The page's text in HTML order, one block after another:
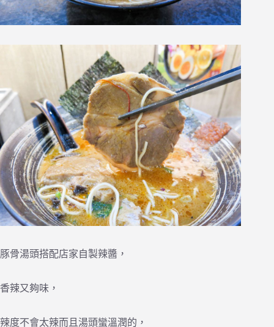
豚骨湯頭搭配店家自製辣醬，
香辣又夠味，
辣度不會太辣而且湯頭蠻溫潤的，